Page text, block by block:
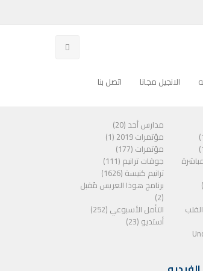
الانجيل مجانا اتصل بنا
مدارس أحد (20)
مؤتمرات 2019 (1)
مؤتمرات (177)
جوقات ترانيم (111)
ترانيم كنيسة (1626)
برنامج هوذا العريس مًقبل
(2)
التأمل الأسبوعي (252)
أستديو (23)